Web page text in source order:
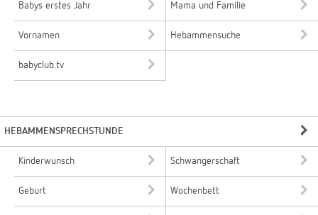
Babys erstes Jahr Mama und Familie
Vornamen Hebammensuche
babyclub.tv
HEBAMMENSPRECHSTUNDE
Kinderwunsch Schwangerschaft
Geburt Wochenbett